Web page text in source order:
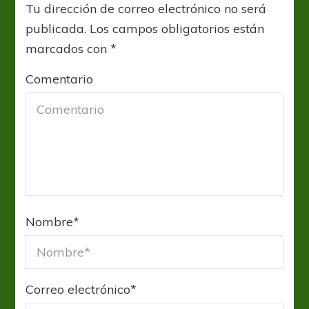
Tu dirección de correo electrónico no será
publicada. Los campos obligatorios están
marcados con*
Comentario
Nombre*
Correo electrónico*